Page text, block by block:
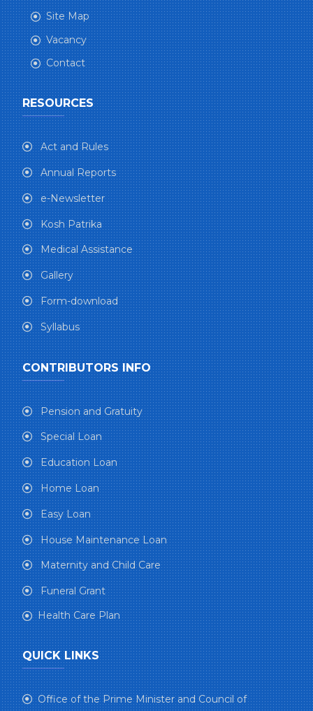
Site Map
Vacancy
Contact
RESOURCES
Act and Rules
Annual Reports
e-Newsletter
Kosh Patrika
Medical Assistance
Gallery
Form-download
Syllabus
CONTRIBUTORS INFO
Pension and Gratuity
Special Loan
Education Loan
Home Loan
Easy Loan
House Maintenance Loan
Maternity and Child Care
Funeral Grant
Health Care Plan
QUICK LINKS
Office of the Prime Minister and Council of